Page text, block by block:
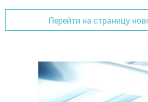
Перейти на страницу